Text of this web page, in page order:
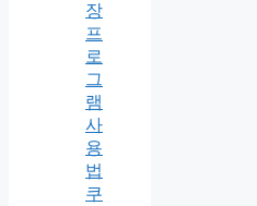
장
프
로
그
램
사
용
법
쿠